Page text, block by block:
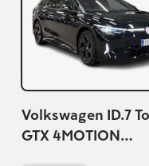
Volkswagen ID.7
GTX 4MOTION